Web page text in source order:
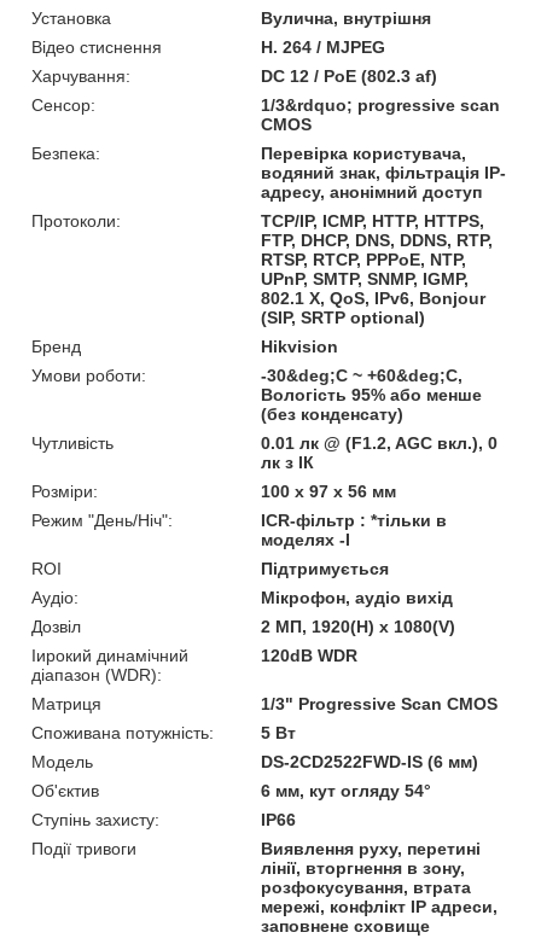
Установка
Вулична, внутрішня
Відео стиснення
H. 264 / MJPEG
Харчування:
DC 12 / PoE (802.3 af)
Сенсор:
1/3&rdquo; progressive scan
CMOS
Безпека:
Перевірка користувача,
водяний знак, фільтрація IP-
адресу, анонімний доступ
Протоколи:
TCP/IP, ICMP, HTTP, HTTPS,
FTP, DHCP, DNS, DDNS, RTP,
RTSP, RTCP, PPPoE, NTP,
UPnP, SMTP, SNMP, IGMP,
802.1 X, QoS, IPv6, Bonjour
(SIP, SRTP optional)
Бренд
Hikvision
Умови роботи:
-30&deg;C ~ +60&deg;C,
Вологість 95% або менше
(без конденсату)
Чутливість
0.01 лк @ (F1.2, AGC вкл.), 0
лк з ІК
Розміри:
100 х 97 x 56 мм
Режим "День/Ніч":
ICR-фільтр : *тільки в
моделях -I
ROI
Підтримується
Аудіо:
Мікрофон, аудіо вихід
Дозвіл
2 МП, 1920(H) х 1080(V)
Іирокий динамічний
діапазон (WDR):
120dB WDR
Матриця
1/3" Progressive Scan CMOS
Споживана потужність:
5 Вт
Модель
DS-2CD2522FWD-IS (6 мм)
Об'єктив
6 мм, кут огляду 54°
Ступінь захисту:
IP66
Події тривоги
Виявлення руху, перетині
лінії, вторгнення в зону,
розфокусування, втрата
мережі, конфлікт ІР адреси,
заповнене сховище